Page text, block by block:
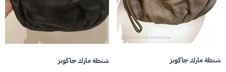
شنطة مارك جاكوبز شنطة مارك جاكوبز